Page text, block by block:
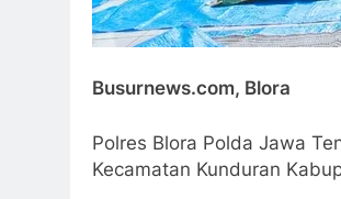
Busurnews.com, Blora
Polres Blora Polda Jawa
Kecamatan Kunduran